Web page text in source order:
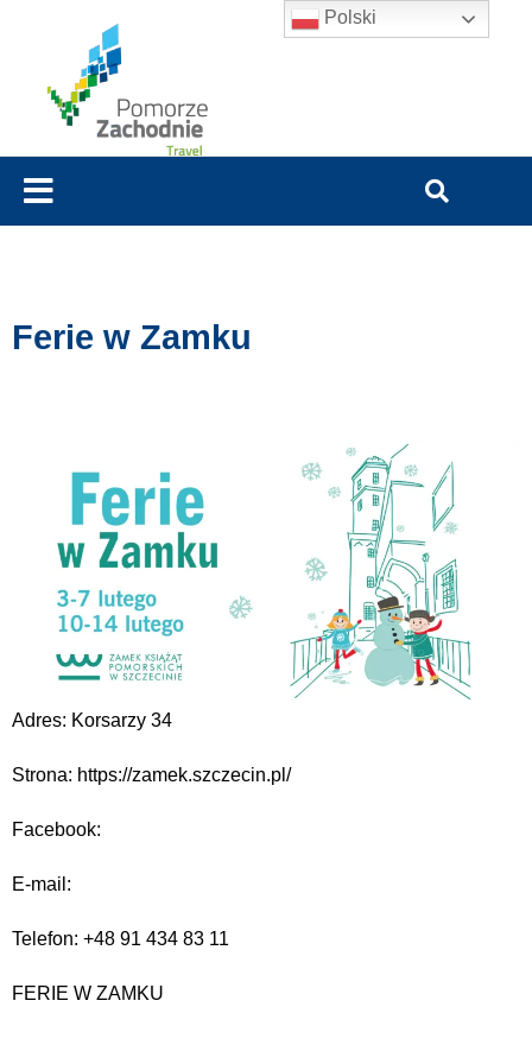
Ferie w Zamku
Adres: Korsarzy 34
Strona: https://zamek.szczecin.pl/
Facebook:
E-mail:
Telefon: +48 91 434 83 11
FERIE W ZAMKU
Polski